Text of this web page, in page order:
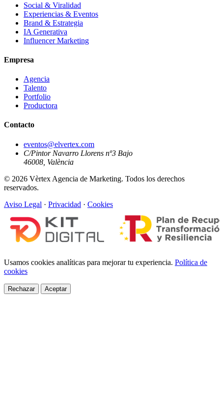
Social & Viralidad
Experiencias & Eventos
Brand & Estrategia
IA Generativa
Influencer Marketing
Empresa
Agencia
Talento
Portfolio
Productora
Contacto
eventos@elvertex.com
C/Pintor Navarro Llorens nº3 Bajo
46008, València
© 2026 Vèrtex Agencia de Marketing. Todos los derechos
reservados.
Aviso Legal · Privacidad · Cookies
Usamos cookies analíticas para mejorar tu experiencia. Política de
cookies
Rechazar Aceptar